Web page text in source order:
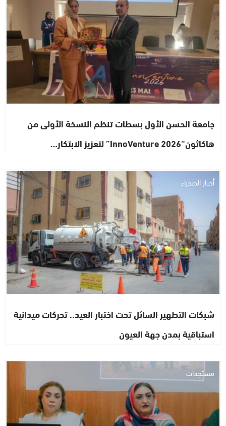
جامعة الحسن الأول بسطات تنظم النسخة الأولى من
هاكاثون“InnoVenture 2026” لتعزيز الابتكار…
أخبار الصحراء
شبكات التطهير السائل تحت اختبار العيد.. تحركات ميدانية
استباقية بمدن جهة العيون
مستجدات